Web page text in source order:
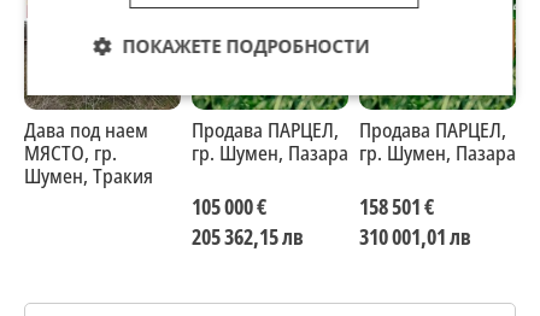
Дава под наем
МЯСТО, гр.
Шумен, Тракия
Продава ПАРЦЕЛ,
гр. Шумен, Пазара
105 000 €
205 362,15 лв
Продава ПАРЦЕЛ,
гр. Шумен, Пазара
158 501 €
310 001,01 лв
ПОКАЖЕТЕ ПОДРОБНОСТИ